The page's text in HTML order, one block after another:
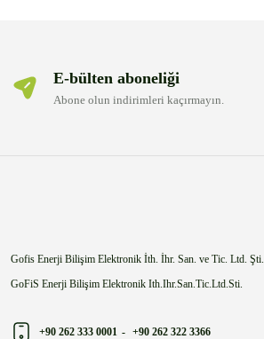
E-bülten aboneliği
Abone olun indirimleri kaçırmayın.
Gofis Enerji Bilişim Elektronik İth. İhr. San. ve Tic. Ltd. Şti.
GoFiS Enerji Bilişim Elektronik Ith.Ihr.San.Tic.Ltd.Sti.
+90 262 333 0001 - +90 262 322 3366